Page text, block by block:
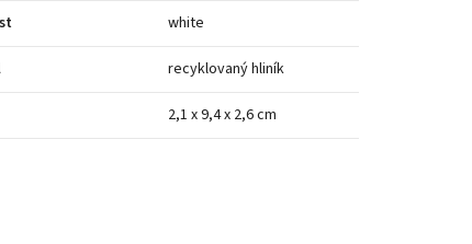
white
recyklovaný hliník
2,1 x 9,4 x 2,6 cm